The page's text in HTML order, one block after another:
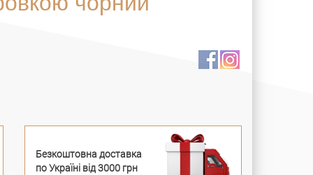
Безкоштовна доставка
по Україні від 3000 грн